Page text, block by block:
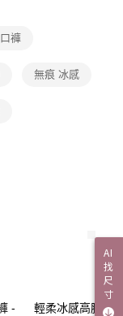
查看運費
褲
無痕 冰感
-
輕柔冰感高腰平
AI
找
尺
寸